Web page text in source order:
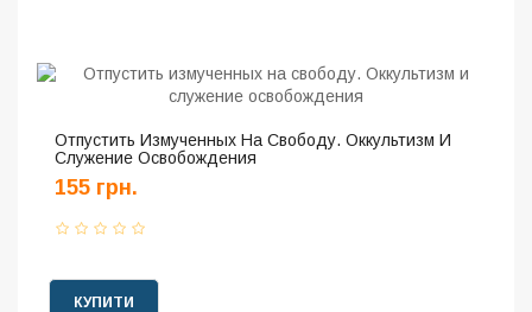
Отпустить Измученных На Свободу. Оккультизм И
Служение Освобождения
155 грн.
КУПИТИ